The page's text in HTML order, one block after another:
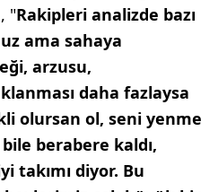
"Rakipleri analizde bazı
ama sahaya
arzusu,
daha fazlaysa
olursan ol, seni yenme
berabere kaldı,
takımı diyor. Bu